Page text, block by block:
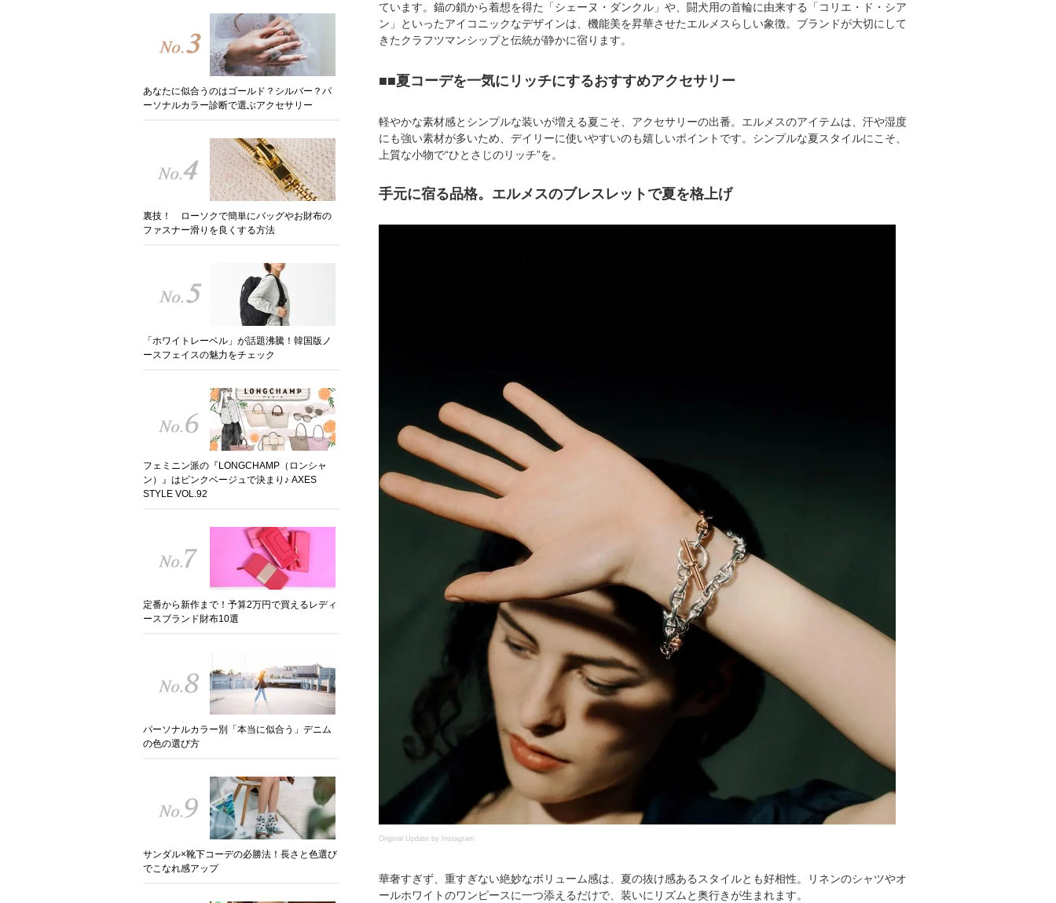
あなたに似合うのはゴールド？シルバー？パ
ーソナルカラー診断で選ぶアクセサリー
裏技！ ローソクで簡単にバッグやお財布の
ファスナー滑りを良くする方法
「ホワイトレーベル」が話題沸騰！韓国版ノ
ースフェイスの魅力をチェック
フェミニン派の『LONGCHAMP（ロンシャ
ン）』はピンクベージュで決まり♪ AXES
STYLE VOL.92
定番から新作まで！予算2万円で買えるレディ
ースブランド財布10選
パーソナルカラー別「本当に似合う」デニム
の色の選び方
サンダル×靴下コーデの必勝法！長さと色選び
でこなれ感アップ
ています。錨の鎖から着想を得た「シェーヌ・ダンクル」や、闘犬用の首輪に由来する「コリエ・ド・シア
ン」といったアイコニックなデザインは、機能美を昇華させたエルメスらしい象徴。ブランドが大切にして
きたクラフツマンシップと伝統が静かに宿ります。
■夏コーデを一気にリッチにするおすすめアクセサリー
軽やかな素材感とシンプルな装いが増える夏こそ、アクセサリーの出番。エルメスのアイテムは、汗や湿度
にも強い素材が多いため、デイリーに使いやすいのも嬉しいポイントです。シンプルな夏スタイルにこそ、
上質な小物で“ひとさじのリッチ”を。
手元に宿る品格。エルメスのブレスレットで夏を格上げ
Original Update by Instagram
華奢すぎず、重すぎない絶妙なボリューム感は、夏の抜け感あるスタイルとも好相性。リネンのシャツやオ
ールホワイトのワンピースに一つ添えるだけで、装いにリズムと奥行きが生まれます。